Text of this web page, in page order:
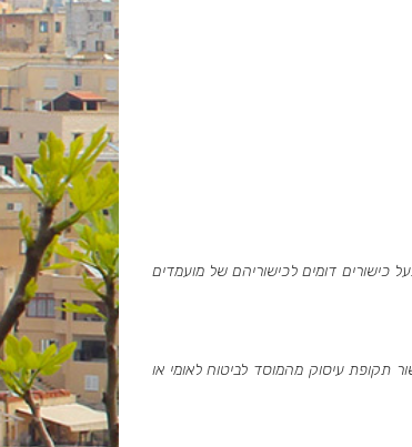
כישורים דומים לכישוריהם של מועמדים
תקופת עיסוק מהמוסד לביטוח לאומי או